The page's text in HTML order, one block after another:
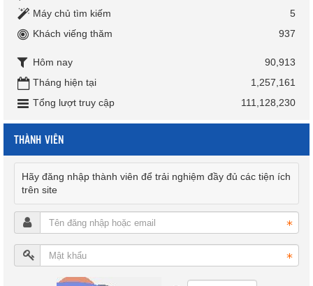
Máy chủ tìm kiếm
5
Khách viếng thăm
937
Hôm nay
90,913
Tháng hiện tại
1,257,161
Tổng lượt truy cập
111,128,230
THÀNH VIÊN
Hãy đăng nhập thành viên để trải nghiệm đầy đủ các tiện ích
trên site